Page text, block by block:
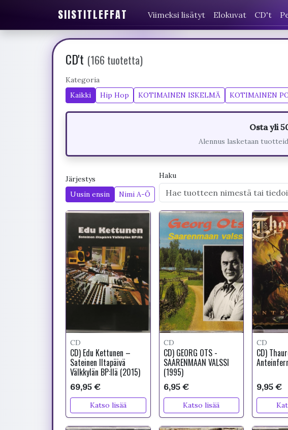
SIISTITLEFFAT Viimeksi lisätyt Elokuvat CD't
CD't (166 tuotetta)
Kategoria
Kaikki
Hip Hop KOTIMAINEN ISKELMÄ KOTIMAINEN
Osta yli
Alennus lasketaan
Järjestys
Uusin ensin
Nimi A-Ö
Haku
CD
CD) Edu Kettunen –
Sateinen Iltapäivä
Välkkylän BP:llä (2015)
69,95 €
Katso lisää
CD
CD) GEORG OTS -
SAARENMAAN VALSSI
(1995)
6,95 €
Katso lisää
CD
CD)
9,95 €